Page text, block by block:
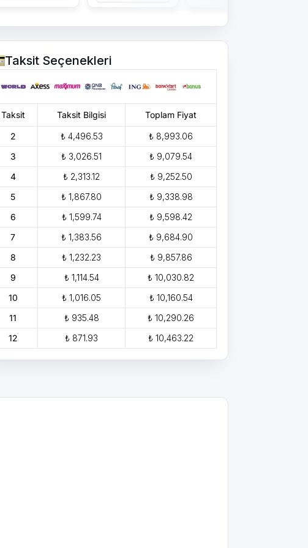
Taksit Seçenekleri
Taksit Taksit Bilgisi Toplam Fiyat
2 ₺ 4,496.53
₺ 8,993.06
3
₺ 3,026.51
₺ 9,079.54
4
₺ 2,313.12
₺ 9,252.50
5
₺ 1,867.80
₺ 9,338.98
6
₺ 1,599.74
₺ 9,598.42
7
₺ 1,383.56
₺ 9,684.90
8
₺ 1,232.23
₺ 9,857.86
9
₺ 1,114.54
₺ 10,030.82
10
₺ 1,016.05
₺ 10,160.54
11
₺ 935.48
₺ 10,290.26
12
₺ 871.93 ₺ 10,463.22